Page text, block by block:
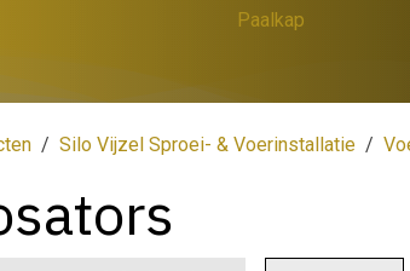
Paalkap
Silo Vijzel Sproei- & Voerinstallatie